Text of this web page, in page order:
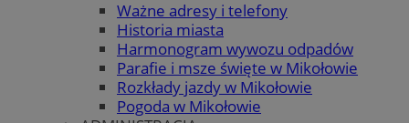
Ważne adresy i telefony
Historia miasta
Harmonogram wywozu odpadów
Parafie i msze święte w Mikołowie
Rozkłady jazdy w Mikołowie
Pogoda w Mikołowie